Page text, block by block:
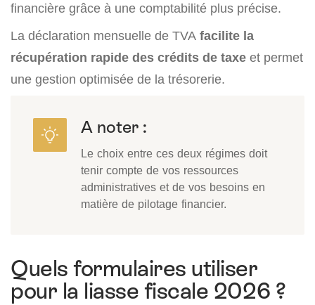
financière grâce à une comptabilité plus précise.
La déclaration mensuelle de TVA facilite la
récupération rapide des crédits de taxe et permet
une gestion optimisée de la trésorerie.
A noter :
Le choix entre ces deux régimes doit
tenir compte de vos ressources
administratives et de vos besoins en
matière de pilotage financier.
Quels formulaires utiliser
pour la liasse fiscale 2026 ?